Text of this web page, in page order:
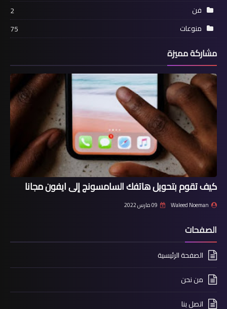
فن
2
منوعات
75
مشاركة مميزة
كيف تقوم بتحويل هاتفك السامسونج إلى ايفون مجانا
Waleed Noeman 09 مارس 2022
الصفحات
الصفحة الرئيسية
من نحن
اتصل بنا